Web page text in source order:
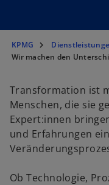
KPMG
Wir machen den
Transformation ist
Menschen, die sie
Expert:innen
und Erfahrungen
Ob Technologie,